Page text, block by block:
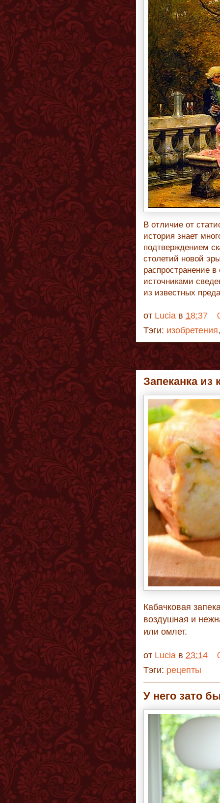
В отличие от
история знает
подтверждением
столетий новой
распространение
источниками
из известных
от Lucia в 18:37
Тэги: изобретения
Запеканка из
Кабачковая
воздушная и
или омлет.
от Lucia в 23:14
Тэги: рецепты
У него зато